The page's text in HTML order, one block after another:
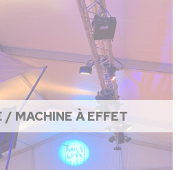
/ MACHINE À EFFET